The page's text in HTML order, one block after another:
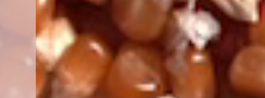
avellana
frutas
caramelo